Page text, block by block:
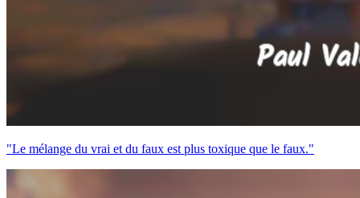
"Le mélange du vrai et du faux est plus toxique que le faux."